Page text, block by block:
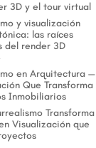
3D y el tour virtual
y visualización
las raíces
del render 3D
en Arquitectura —
Que Transforma
Inmobiliarios
Transforma
Visualización que